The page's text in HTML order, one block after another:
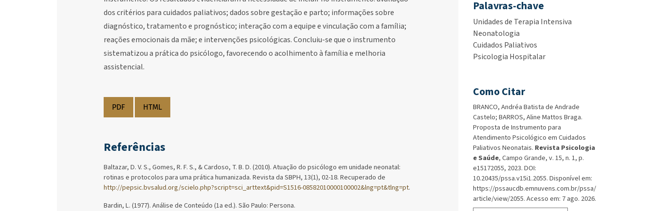
Palavras-chave
Unidades de Terapia Intensiva
Neonatologia
Cuidados Paliativos
Psicologia Hospitalar
Como Citar
BRANCO, Andréa Batista de Andrade
Castelo; BARROS, Aline Mattos Braga.
Proposta de Instrumento para
Atendimento Psicológico em Cuidados
Paliativos Neonatais. Revista Psicologia
e Saúde, Campo Grande, v. 15, n. 1, p.
e15172055, 2023. DOI:
10.20435/pssa.v15i1.2055. Disponível em:
https://pssaucdb.emnuvens.com.br/pssa/
article/view/2055. Acesso em: 7 ago. 2026.
dos critérios para cuidados paliativos; dados sobre gestação e parto; informações sobre
diagnóstico, tratamento e prognóstico; interação com a equipe e vinculação com a família;
reações emocionais da mãe; e intervenções psicológicas. Concluiu-se que o instrumento
sistematizou a prática do psicólogo, favorecendo o acolhimento à família e melhoria
assistencial.
PDF HTML
Referências
Baltazar, D. V. S., Gomes, R. F. S., & Cardoso, T. B. D. (2010). Atuação do psicólogo em unidade neonatal:
rotinas e protocolos para uma prática humanizada. Revista da SBPH, 13(1), 02-18. Recuperado de
http://pepsic.bvsalud.org/scielo.php?script=sci_arttext&pid=S1516-08582010000100002&lng=pt&tlng=pt.
Bardin, L. (1977). Análise de Conteúdo (1a ed.). São Paulo: Persona.